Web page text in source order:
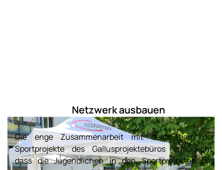
Netzwerk ausbauen
Die enge Zusammenarbeit mit dem Team der
Sportprojekte des Gallusprojektebüros ermöglicht,
dass die Jugendlichen in den Sportprojekten das